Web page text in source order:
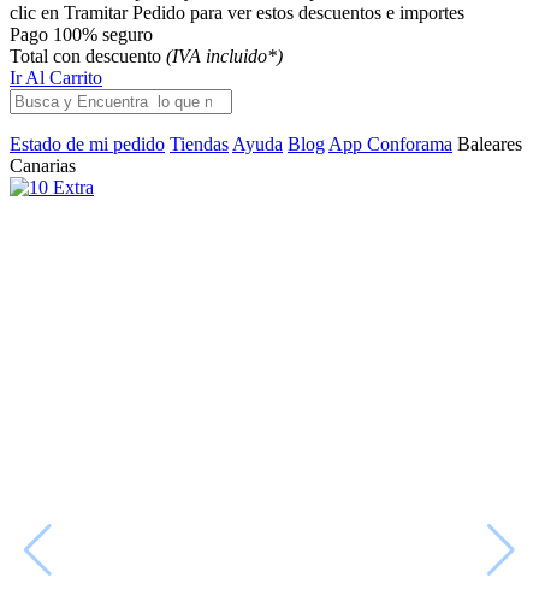
clic en Tramitar Pedido para ver estos descuentos e importes
Pago 100% seguro
Total con descuento (IVA incluido*)
Ir Al Carrito
Estado de mi pedido Tiendas Ayuda Blog App Conforama Baleares
Canarias